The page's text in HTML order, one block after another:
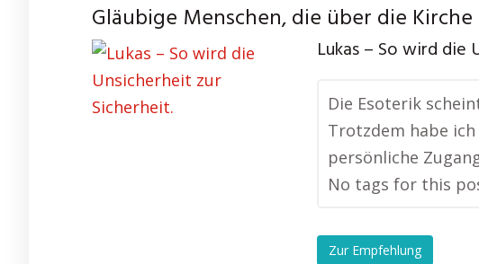
Gläubige Menschen, die über die
Lukas – So wird die
Die Esoterik
Trotzdem habe
persönliche
No tags for this
Zur Empfehlung